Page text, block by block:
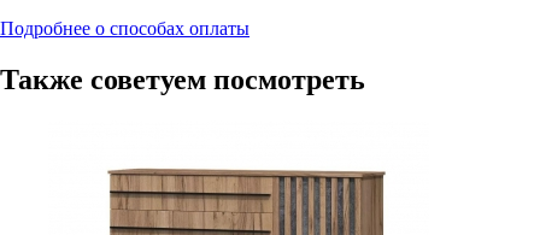
Подробнее о способах оплаты
Также советуем посмотреть